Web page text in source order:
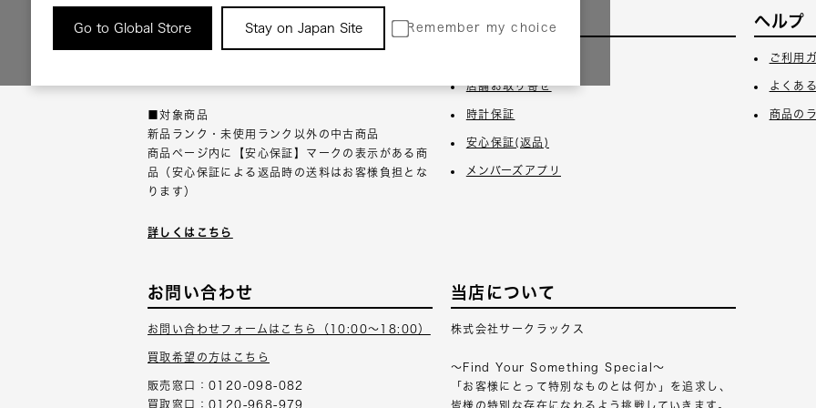
Go to Global Store Stay on Japan Site Remember my choice
返品について
■対象商品
新品ランク・未使用ランク以外の中古商品
商品ページ内に【安心保証】マークの表示がある商
品（安心保証による返品時の送料はお客様負担とな
ります）
詳しくはこちら
サービス
店舗お取り寄せ
時計保証
安心保証(返品)
メンバーズアプリ
ヘルプ
ご利用
よくあ
商品の
お問い合わせ
お問い合わせフォームはこちら（10:00～18:00）
買取希望の方はこちら
販売窓口：0120-098-082
買取窓口：0120-968-979
当店について
株式会社サークラックス
～Find Your Something Special～
「お客様にとって特別なものとは何か」を追求し、
皆様の特別な存在になれるよう挑戦していきます。